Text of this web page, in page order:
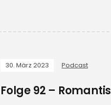
30. März 2023 Podcast
Folge 92 –